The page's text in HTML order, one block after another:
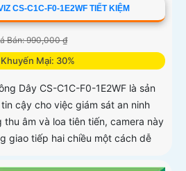
CS-C1C-F0-1E2WF TIẾT KIỆM
Bán: 990,000 ₫
Mại: 30%
Dây CS-C1C-F0-1E2WF là sản
cậy cho việc giám sát an ninh
thu âm và loa tiên tiến, camera này
giao tiếp hai chiều một cách dễ